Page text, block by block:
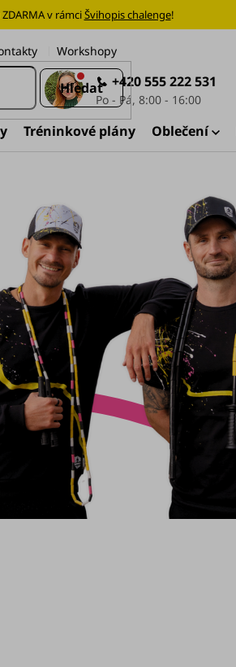
v rámciŠvihopis chalenge!
+420 555 222 531
Workshopy
Hledat
Tréninkové plány Oblečení